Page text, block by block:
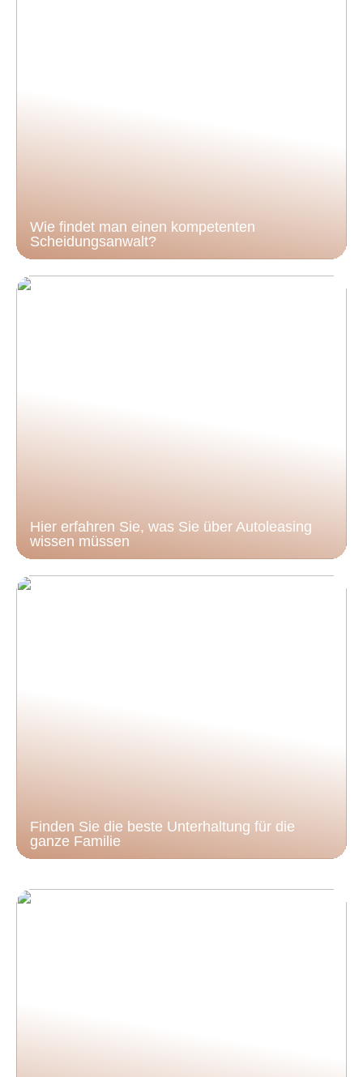
Wie findet man einen kompetenten
Scheidungsanwalt?
Hier erfahren Sie, was Sie über Autoleasing
wissen müssen
Finden Sie die beste Unterhaltung für die
ganze Familie